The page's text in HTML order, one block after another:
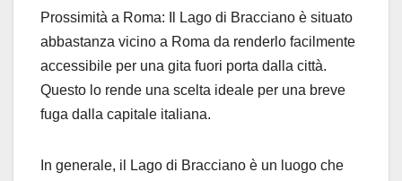
Prossimità a Roma: Il Lago di Bracciano è situato
abbastanza vicino a Roma da renderlo facilmente
accessibile per una gita fuori porta dalla città.
Questo lo rende una scelta ideale per una breve
fuga dalla capitale italiana.
In generale, il Lago di Bracciano è un luogo che